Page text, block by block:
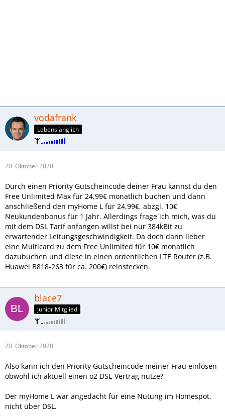
vodafrank
Lebenslänglich
20. Oktober 2020
Durch einen Priority Gutscheincode deiner Frau kannst du den
Free Unlimited Max für 24,99€ monatlich buchen und dann
anschließend den myHome L für 24,99€, abzgl. 10€
Neukundenbonus für 1 Jahr. Allerdings frage ich mich, was du
mit dem DSL Tarif anfangen willst bei nur 384kBit zu
erwartender Leitungsgeschwindigkeit. Da doch dann lieber
eine Multicard zu dem Free Unlimited für 10€ monatlich
dazubuchen und diese in einen ordentlichen LTE Router (z.B.
Huawei B818-263 für ca. 200€) reinstecken.
blace7
Junior Mitglied
20. Oktober 2020
Also kann ich den Priority Gutscheincode meiner Frau einlösen
obwohl ich aktuell einen o2 DSL-Vertrag nutze?
Der myHome L war angedacht für eine Nutung im Homespot,
nicht über DSL.